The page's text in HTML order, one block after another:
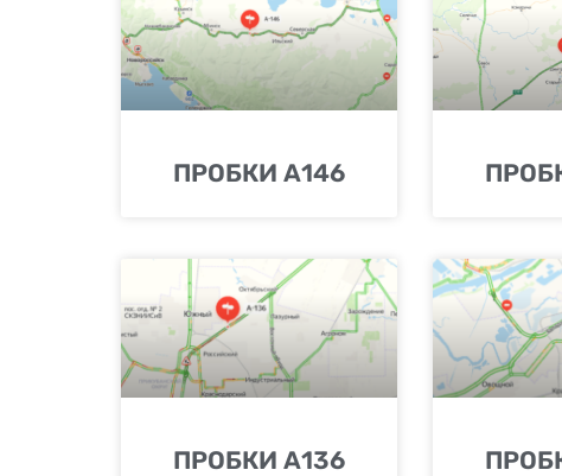
ПРОБКИ А146
ПРОБКИ А136